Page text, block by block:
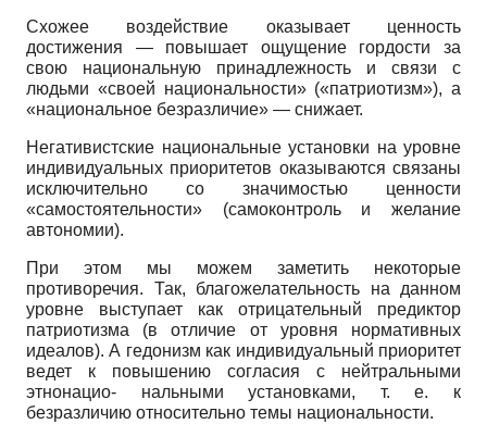
Схожее воздействие оказывает ценность
достижения — повышает ощущение гордости за
свою национальную принадлежность и связи с
людьми «своей национальности» («патриотизм»), а
«национальное безразличие» — снижает.
Негативистские национальные установки на уровне
индивидуальных приоритетов оказываются связаны
исключительно со значимостью ценности
«самостоятельности» (самоконтроль и желание
автономии).
При этом мы можем заметить некоторые
противоречия. Так, благожелательность на данном
уровне выступает как отрицательный предиктор
патриотизма (в отличие от уровня нормативных
идеалов). А гедонизм как индивидуальный приоритет
ведет к повышению согласия с нейтральными
этнонацио- нальными установками, т. е. к
безразличию относительно темы национальности.